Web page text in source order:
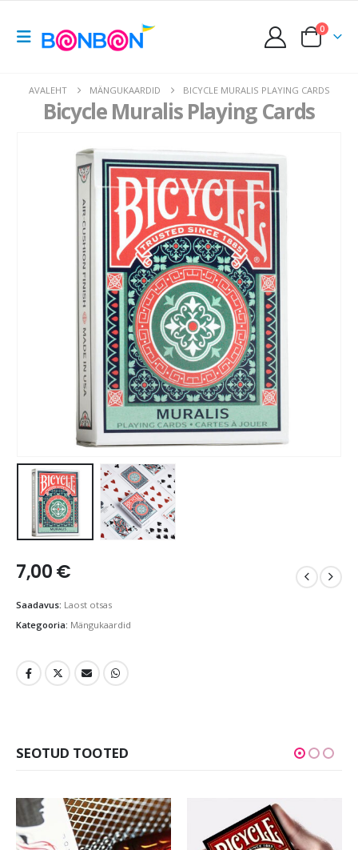
0
AVALEHT MÄNGUKAARDID BICYCLE MURALIS PLAYING CARDS
Bicycle Muralis Playing Cards
7,00€
Saadavus: Laost otsas
Kategooria: Mängukaardid
SEOTUD TOOTED